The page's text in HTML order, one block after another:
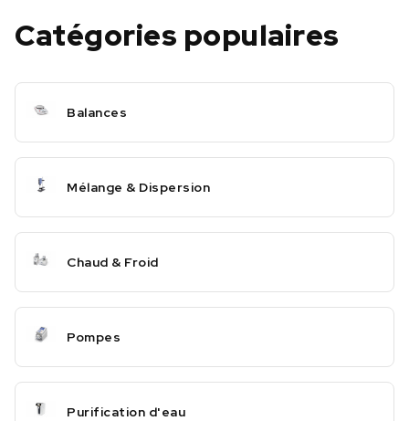
Catégories populaires
Balances
Mélange & Dispersion
Chaud & Froid
Pompes
Purification d'eau